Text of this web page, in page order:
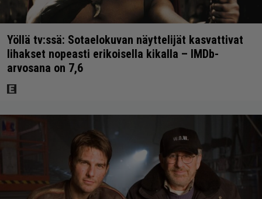
Yöllä tv:ssä: Sotaelokuvan näyttelijät kasvattivat
lihakset nopeasti erikoisella kikalla – IMDb-
arvosana on 7,6